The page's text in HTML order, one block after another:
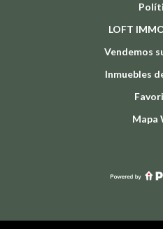
LOFT
Vendemos
Inmuebles
Mapa